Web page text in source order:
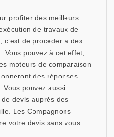
profiter des meilleurs
de travaux de
c’est de procéder à des
Vous pouvez à cet effet,
moteurs de comparaison
des réponses
Vous pouvez aussi
devis auprès des
Les Compagnons
votre devis sans vous